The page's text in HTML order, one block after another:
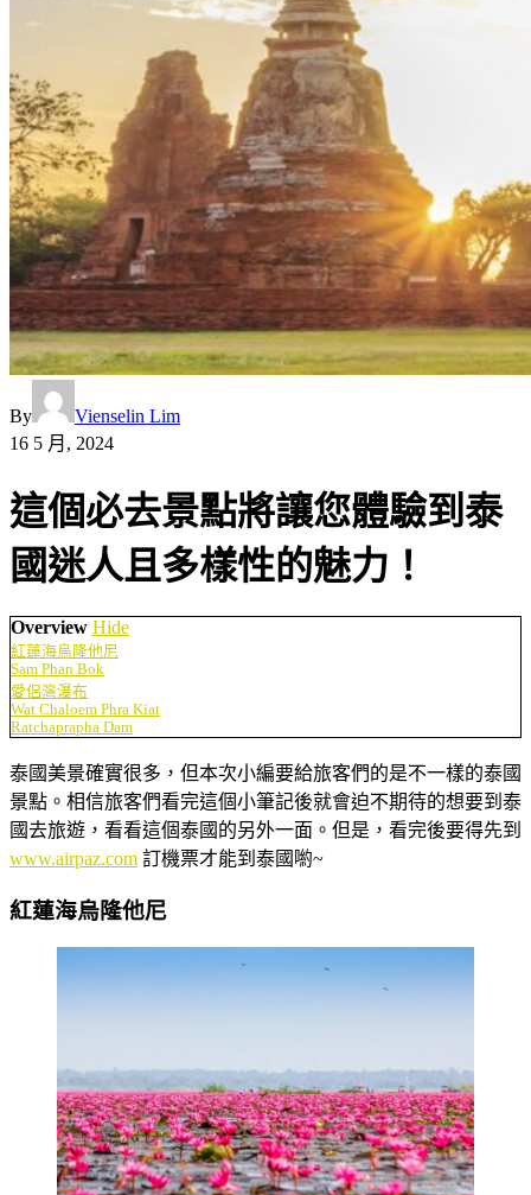
By
Vienselin Lim
16 5 月, 2024
這個必去景點將讓您體驗到泰
國迷人且多樣性的魅力！
Overview Hide
紅蓮海烏隆他尼
Sam Phan Bok
愛侶灣瀑布
Wat Chaloem Phra Kiat
Ratchaprapha Dam
泰國美景確實很多，但本次小編要給旅客們的是不一樣的泰國
景點。相信旅客們看完這個小筆記後就會迫不期待的想要到泰
國去旅遊，看看這個泰國的另外一面。但是，看完後要得先到
www.airpaz.com 訂機票才能到泰國喲~
紅蓮海烏隆他尼